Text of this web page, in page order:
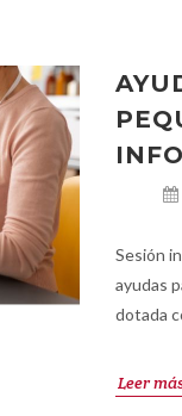
Sesión
ayudas
dotada
Leer